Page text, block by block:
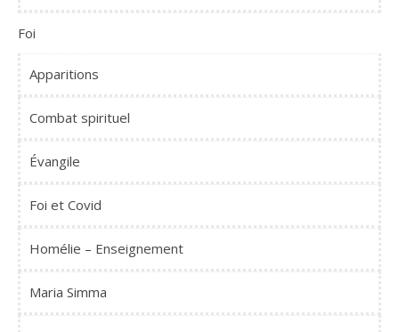
Foi
Apparitions
Combat spirituel
Évangile
Foi et Covid
Homélie – Enseignement
Maria Simma